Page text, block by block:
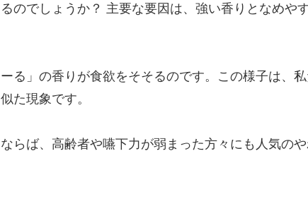
のでしょうか？ 主要な要因は、強い香りとなめや
る」の香りが食欲をそそるのです。この様子は、私
た現象です。
らば、高齢者や嚥下力が弱まった方々にも人気の